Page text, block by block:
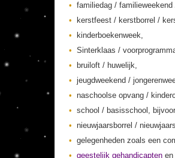
familiedag / familieweekend
kerstfeest / kerstborrel /
kinderboekenweek,
Sinterklaas /
bruiloft / huwelijk,
jeugdweekend /
naschoolse opvang /
school / basisschool,
nieuwjaarsborrel /
gelegenheden zoals een
geestelijk gehandicapten en